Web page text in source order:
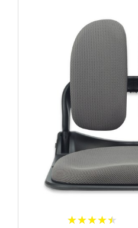
★★★★★
★★★★★